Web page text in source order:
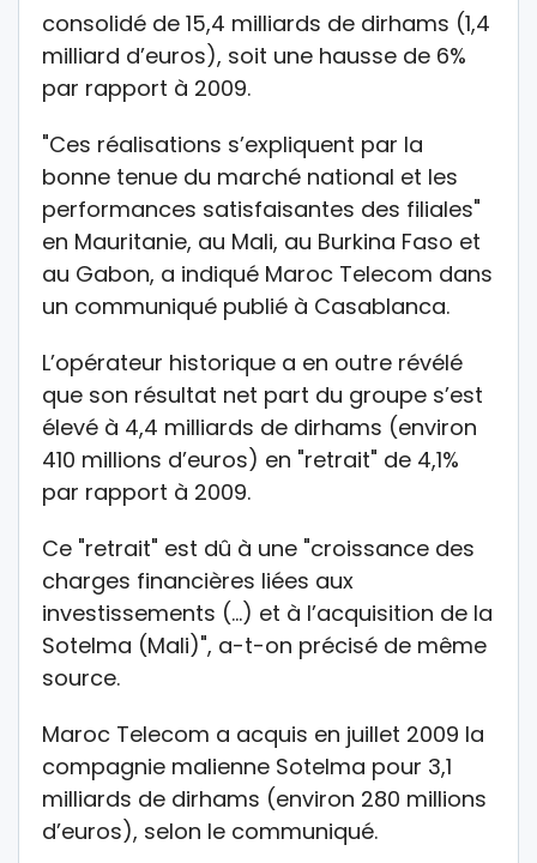
consolidé de 15,4 milliards de dirhams (1,4
milliard d’euros), soit une hausse de 6%
par rapport à 2009.
"Ces réalisations s’expliquent par la
bonne tenue du marché national et les
performances satisfaisantes des filiales"
en Mauritanie, au Mali, au Burkina Faso et
au Gabon, a indiqué Maroc Telecom dans
un communiqué publié à Casablanca.
L’opérateur historique a en outre révélé
que son résultat net part du groupe s’est
élevé à 4,4 milliards de dirhams (environ
410 millions d’euros) en "retrait" de 4,1%
par rapport à 2009.
Ce "retrait" est dû à une "croissance des
charges financières liées aux
investissements (…) et à l’acquisition de la
Sotelma (Mali)", a-t-on précisé de même
source.
Maroc Telecom a acquis en juillet 2009 la
compagnie malienne Sotelma pour 3,1
milliards de dirhams (environ 280 millions
d’euros), selon le communiqué.